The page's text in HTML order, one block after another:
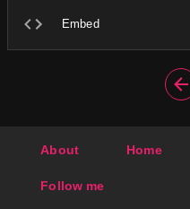
Embed
About Home
Follow me